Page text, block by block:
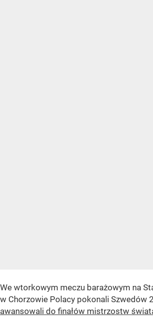
We wtorkowym meczu barażowym na
w Chorzowie Polacy pokonali Szwedów
awansowali do finałów mistrzostw